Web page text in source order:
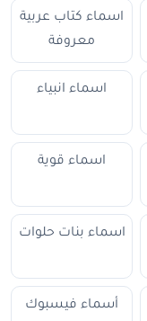
اسماء كتاب عربية
معروفة
اسماء انبياء
اسماء قوية
اسماء بنات حلوات
أسماء فيسبوك